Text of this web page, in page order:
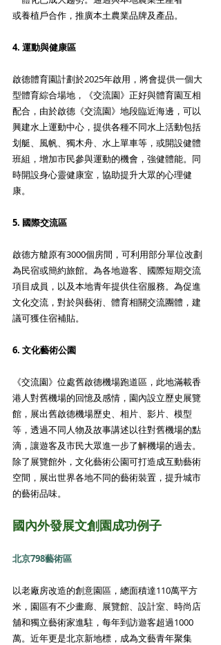
或養植戶合作，推廣本土農業品牌及產品。
4. 運動與健康區
啟德體育園計劃於2025年啟用，將會提供一個大
型體育綜合場地，《交流園》正好與體育園互相
配合，由於啟德《交流園》地段臨近海邊，可以
興建水上運動中心，提供各種不同水上活動包括
划艇、風帆、獨木舟、水上單車等，或開設健體
班組，增加市民參與運動的機會，強健體能。同
時開設身心靈健康室，協助提升大眾的心理健
康。
5. 國際交流區
啟德方艙原有3000個房間，可利用部分單位改劃
為民宿或簡約旅館。為各地遊客、國際短期交流
項目成員，以及本地青年提供住宿服務。為促進
文化交流，對於與藝術、體育相關交流團體，建
議可獲住宿補貼。
6. 文化藝術公園
《交流園》位處舊啟德機場跑道區，此地滿載香
港人對舊機場的回憶及感情，園內設立歷史展覽
館，展出舊啟德機場歷史、相片、影片、模型
等，透過不同人物及故事講述以往對舊機場的點
滴，讓遊客及市民大眾進一步了解機場的過去。
除了展覽館外，文化藝術公園可打造成互動藝術
空間，展出世界各地不同的藝術裝置，提升城市
的藝術品味。
國內外發展文創園成功例子
北京798藝術區
以老廠房改造的創意園區，總面積達110萬平方
米，園區有不少畫廊、展覽館、設計室、時尚店
舖和獨立藝術家進駐，每年到訪遊客超過1000
萬。近年更是北京新地標，成為文藝青年聚集